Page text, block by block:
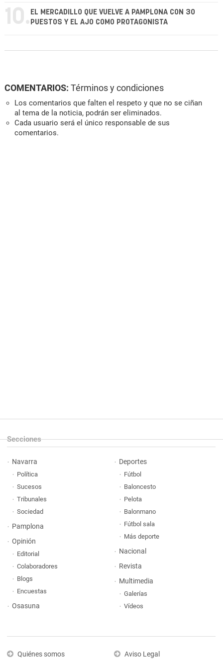
10. EL MERCADILLO QUE VUELVE A PAMPLONA CON 30
PUESTOS Y EL AJO COMO PROTAGONISTA
COMENTARIOS: Términos y condiciones
Los comentarios que falten el respeto y que no se ciñan
al tema de la noticia, podrán ser eliminados.
Cada usuario será el único responsable de sus
comentarios.
Secciones
Navarra
Política
Sucesos
Tribunales
Sociedad
Pamplona
Opinión
Editorial
Colaboradores
Blogs
Encuestas
Osasuna
Deportes
Fútbol
Baloncesto
Pelota
Balonmano
Fútbol sala
Más deporte
Nacional
Revista
Multimedia
Galerías
Vídeos
Quiénes somos Aviso Legal